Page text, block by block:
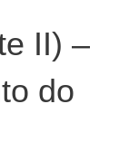
II) –
do